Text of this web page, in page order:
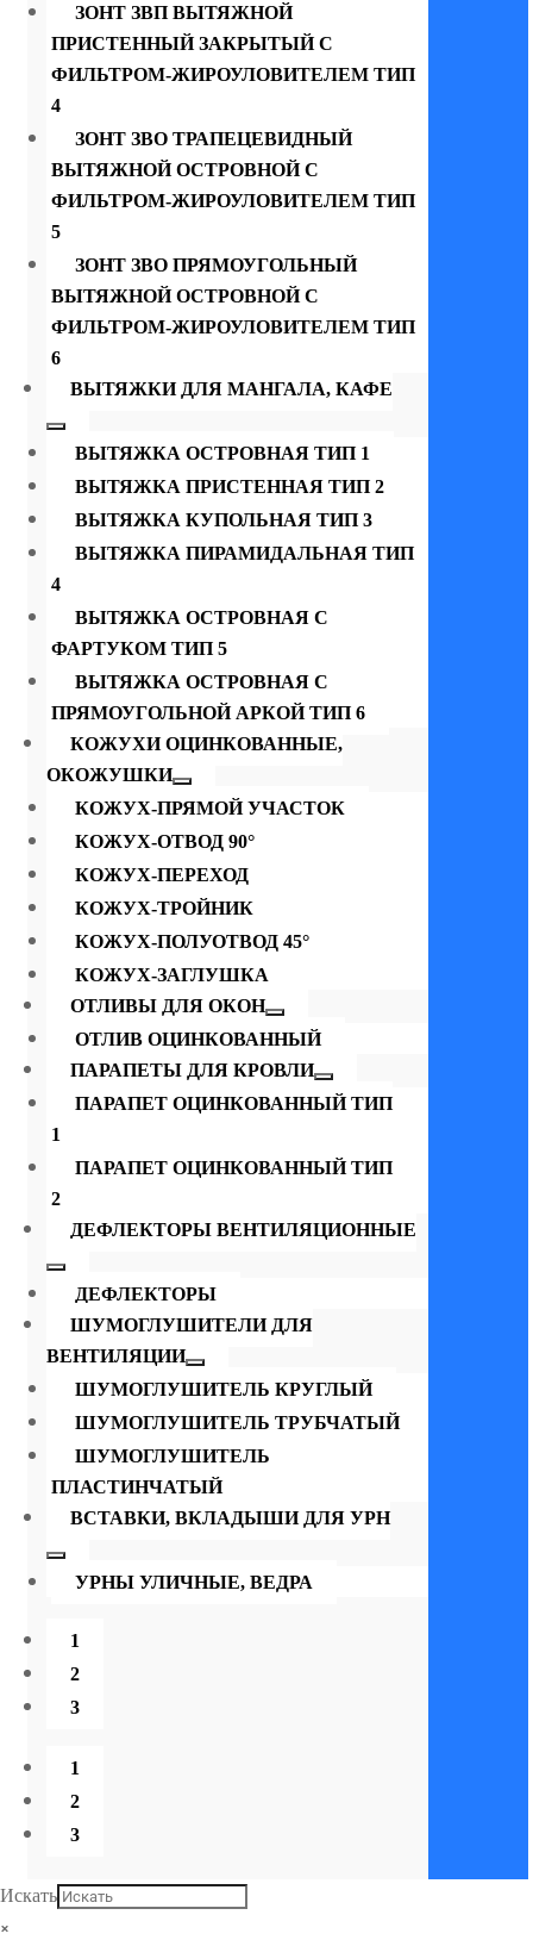
ЗОНТ ЗВП ВЫТЯЖНОЙ
ПРИСТЕННЫЙ ЗАКРЫТЫЙ С
ФИЛЬТРОМ-ЖИРОУЛОВИТЕЛЕМ ТИП
4
ЗОНТ ЗВО ТРАПЕЦЕВИДНЫЙ
ВЫТЯЖНОЙ ОСТРОВНОЙ С
ФИЛЬТРОМ-ЖИРОУЛОВИТЕЛЕМ ТИП
5
ЗОНТ ЗВО ПРЯМОУГОЛЬНЫЙ
ВЫТЯЖНОЙ ОСТРОВНОЙ С
ФИЛЬТРОМ-ЖИРОУЛОВИТЕЛЕМ ТИП
6
ВЫТЯЖКИ ДЛЯ МАНГАЛА, КАФЕ
ВЫТЯЖКА ОСТРОВНАЯ ТИП 1
ВЫТЯЖКА ПРИСТЕННАЯ ТИП 2
ВЫТЯЖКА КУПОЛЬНАЯ ТИП 3
ВЫТЯЖКА ПИРАМИДАЛЬНАЯ ТИП
4
ВЫТЯЖКА ОСТРОВНАЯ С
ФАРТУКОМ ТИП 5
ВЫТЯЖКА ОСТРОВНАЯ С
ПРЯМОУГОЛЬНОЙ АРКОЙ ТИП 6
КОЖУХИ ОЦИНКОВАННЫЕ,
ОКОЖУШКИ
КОЖУХ-ПРЯМОЙ УЧАСТОК
КОЖУХ-ОТВОД 90°
КОЖУХ-ПЕРЕХОД
КОЖУХ-ТРОЙНИК
КОЖУХ-ПОЛУОТВОД 45°
КОЖУХ-ЗАГЛУШКА
ОТЛИВЫ ДЛЯ ОКОН
ОТЛИВ ОЦИНКОВАННЫЙ
ПАРАПЕТЫ ДЛЯ КРОВЛИ
ПАРАПЕТ ОЦИНКОВАННЫЙ ТИП
1
ПАРАПЕТ ОЦИНКОВАННЫЙ ТИП
2
ДЕФЛЕКТОРЫ ВЕНТИЛЯЦИОННЫЕ
ДЕФЛЕКТОРЫ
ШУМОГЛУШИТЕЛИ ДЛЯ
ВЕНТИЛЯЦИИ
ШУМОГЛУШИТЕЛЬ КРУГЛЫЙ
ШУМОГЛУШИТЕЛЬ ТРУБЧАТЫЙ
ШУМОГЛУШИТЕЛЬ
ПЛАСТИНЧАТЫЙ
ВСТАВКИ, ВКЛАДЫШИ ДЛЯ УРН
УРНЫ УЛИЧНЫЕ, ВЕДРА
1
2
3
1
2
3
Искать
×